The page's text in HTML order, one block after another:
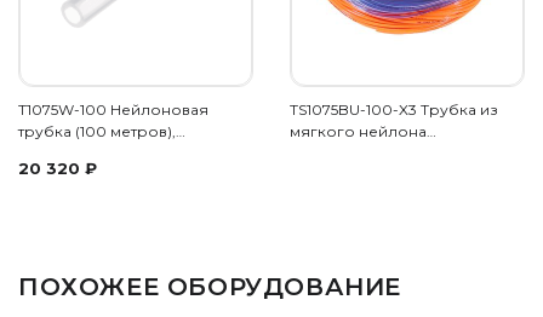
T1075W-100 Нейлоновая
трубка (100 метров),…
20 320 ₽
TS1075BU-100-X3 Трубка из
мягкого нейлона…
ПОХОЖЕЕ ОБОРУДОВАНИЕ